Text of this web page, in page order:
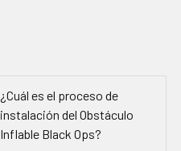
¿Cuál es el proceso de
instalación del Obstáculo
Inflable Black Ops?